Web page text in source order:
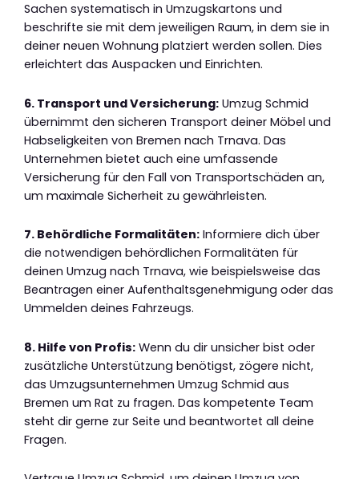
Sachen systematisch in Umzugskartons und
beschrifte sie mit dem jeweiligen Raum, in dem sie in
deiner neuen Wohnung platziert werden sollen. Dies
erleichtert das Auspacken und Einrichten.
6. Transport und Versicherung: Umzug Schmid
übernimmt den sicheren Transport deiner Möbel und
Habseligkeiten von Bremen nach Trnava. Das
Unternehmen bietet auch eine umfassende
Versicherung für den Fall von Transportschäden an,
um maximale Sicherheit zu gewährleisten.
7. Behördliche Formalitäten: Informiere dich über
die notwendigen behördlichen Formalitäten für
deinen Umzug nach Trnava, wie beispielsweise das
Beantragen einer Aufenthaltsgenehmigung oder das
Ummelden deines Fahrzeugs.
8. Hilfe von Profis: Wenn du dir unsicher bist oder
zusätzliche Unterstützung benötigst, zögere nicht,
das Umzugsunternehmen Umzug Schmid aus
Bremen um Rat zu fragen. Das kompetente Team
steht dir gerne zur Seite und beantwortet all deine
Fragen.